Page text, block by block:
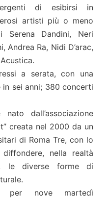
di esibirsi in
artisti più o meno
Dandini, Neri
Andrea Ra, Nidi D’arac,
a serata, con una
in sei anni; 380 concerti
dall’associazione
creata nel 2000 da un
di Roma Tre, con lo
nella realtà
le diverse forme di
per nove martedì